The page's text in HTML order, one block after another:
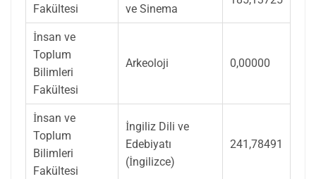
Fakültesi
ve Sinema
İnsan ve
Toplum
Bilimleri
Fakültesi
Arkeoloji 0,00000
İnsan ve
Toplum
Bilimleri
Fakültesi
İngiliz Dili ve
Edebiyatı
(İngilizce)
241,78491